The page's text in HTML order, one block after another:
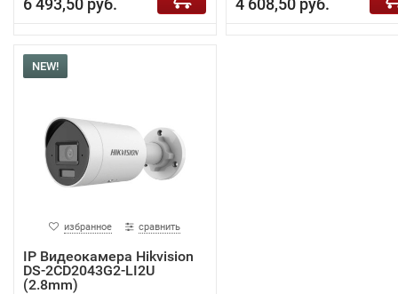
6 493,50 руб. 4 608,50 руб.
NEW!
избранное сравнить
IP Видеокамера Hikvision
DS-2CD2043G2-LI2U
(2.8mm)